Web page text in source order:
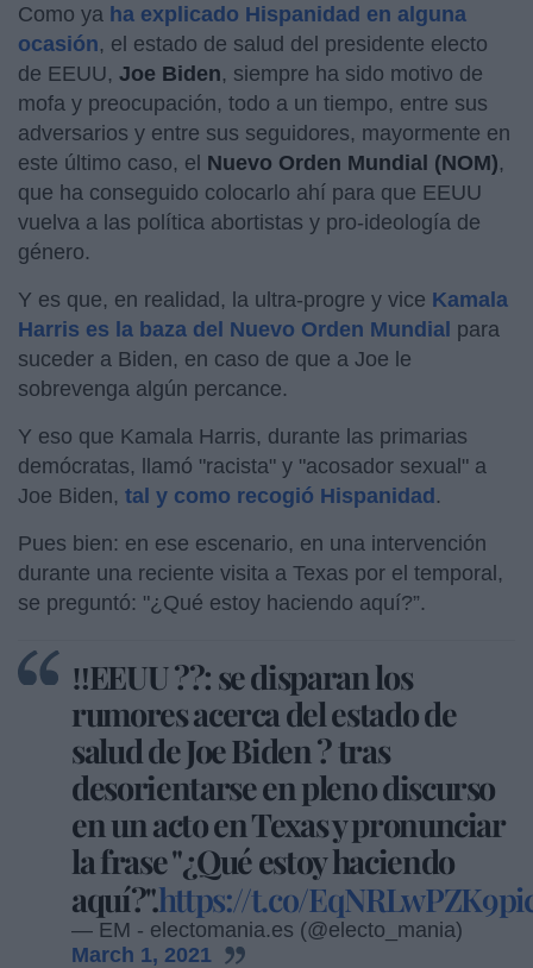
Como ya ha explicado Hispanidad en alguna
ocasión, el estado de salud del presidente electo
de EEUU, Joe Biden, siempre ha sido motivo de
mofa y preocupación, todo a un tiempo, entre sus
adversarios y entre sus seguidores, mayormente en
este último caso, el Nuevo Orden Mundial (NOM),
que ha conseguido colocarlo ahí para que EEUU
vuelva a las política abortistas y pro-ideología de
género.
Y es que, en realidad, la ultra-progre y vice Kamala
Harris es la baza del Nuevo Orden Mundial para
suceder a Biden, en caso de que a Joe le
sobrevenga algún percance.
Y eso que Kamala Harris, durante las primarias
demócratas, llamó "racista" y "acosador sexual" a
Joe Biden, tal y como recogió Hispanidad.
Pues bien: en ese escenario, en una intervención
durante una reciente visita a Texas por el temporal,
se preguntó: "¿Qué estoy haciendo aquí?”.
‼️EEUU ??: se disparan los
rumores acerca del estado de
salud de Joe Biden ? tras
desorientarse en pleno discurso
en un acto en Texas y pronunciar
la frase "¿Qué estoy haciendo
aquí?".https://t.co/EqNRLwPZK9
— EM - electomania.es (@electo_mania)
March 1, 2021